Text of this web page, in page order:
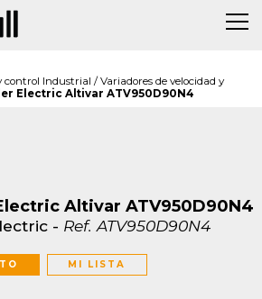
Industrial / Variadores de velocidad y
Electric Altivar ATV950D90N4
Altivar ATV950D90N4
- Ref. ATV950D90N4
MI LISTA